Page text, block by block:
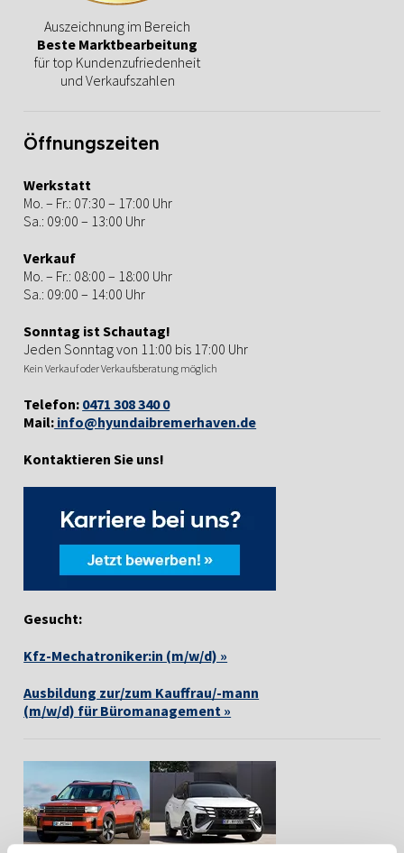
Auszeichnung im Bereich
Beste Marktbearbeitung
für top Kundenzufriedenheit
und Verkaufszahlen
Öffnungszeiten
Werkstatt
Mo. – Fr.: 07:30 – 17:00 Uhr
Sa.: 09:00 – 13:00 Uhr
Verkauf
Mo. – Fr.: 08:00 – 18:00 Uhr
Sa.: 09:00 – 14:00 Uhr
Sonntag ist Schautag!
Jeden Sonntag von 11:00 bis 17:00 Uhr
Kein Verkauf oder Verkaufsberatung möglich
Telefon: 0471 308 340 0
Mail: info@hyundaibremerhaven.de
Kontaktieren Sie uns!
Gesucht:
Kfz-Mechatroniker:in (m/w/d) »
Ausbildung zur/zum Kauffrau/-mann
(m/w/d) für Büromanagement »